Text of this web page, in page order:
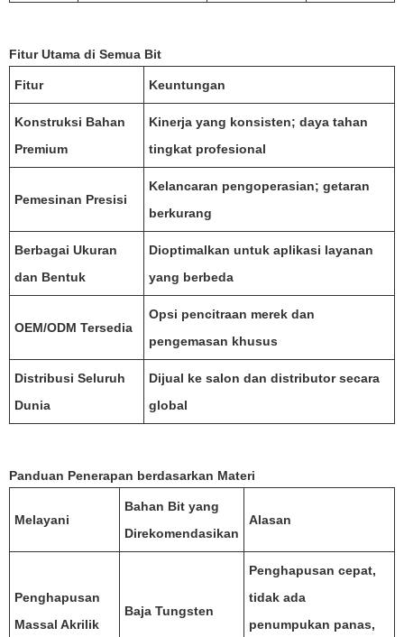
Fitur Utama di Semua Bit
Fitur Keuntungan
Konstruksi Bahan
Premium
Kinerja yang konsisten; daya tahan
tingkat profesional
Pemesinan Presisi
Kelancaran pengoperasian; getaran
berkurang
Berbagai Ukuran
dan Bentuk
Dioptimalkan untuk aplikasi layanan
yang berbeda
OEM/ODM Tersedia
Opsi pencitraan merek dan
pengemasan khusus
Distribusi Seluruh
Dunia
Dijual ke salon dan distributor secara
global
Panduan Penerapan berdasarkan Materi
Melayani
Bahan Bit yang
Direkomendasikan
Alasan
Penghapusan
Massal Akrilik
Baja Tungsten
Penghapusan cepat,
tidak ada
penumpukan panas,